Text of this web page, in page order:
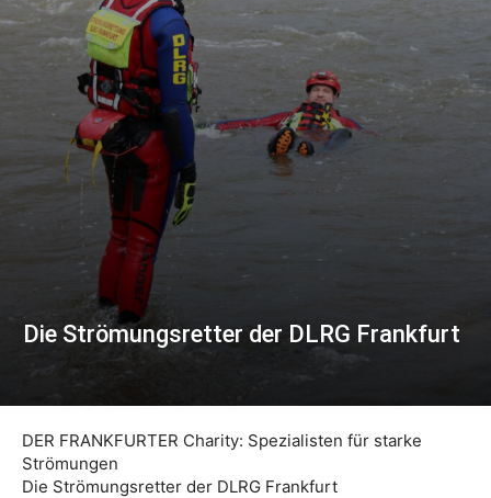
Die Strömungsretter der DLRG Frankfurt
DER FRANKFURTER Charity: Spezialisten für starke
Strömungen
Die Strömungsretter der DLRG Frankfurt